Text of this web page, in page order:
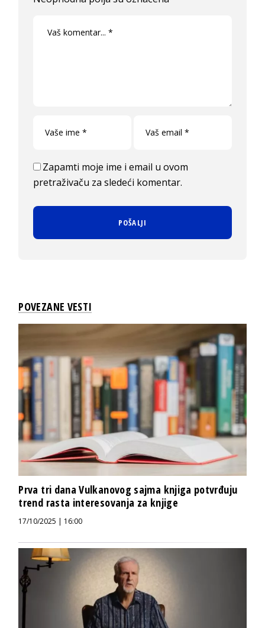
Zapamti moje ime i email u ovom
pretraživaču za sledeći komentar.
POVEZANE VESTI
Prva tri dana Vulkanovog sajma knjiga potvrđuju
trend rasta interesovanja za knjige
17/10/2025 | 16:00